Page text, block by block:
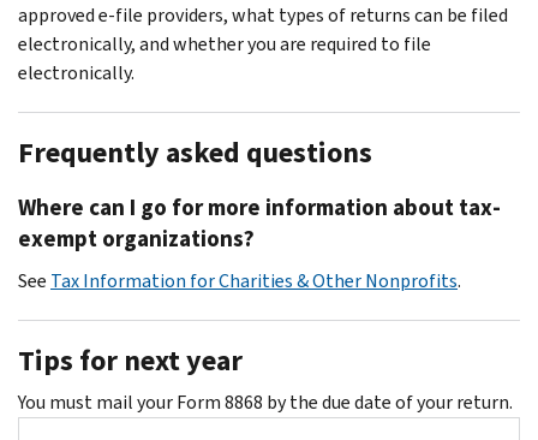
approved e-file providers, what types of returns can be filed
electronically, and whether you are required to file
electronically.
Frequently asked questions
Where can I go for more information about tax-
exempt organizations?
See Tax Information for Charities & Other Nonprofits.
Tips for next year
You must mail your Form 8868 by the due date of your return.